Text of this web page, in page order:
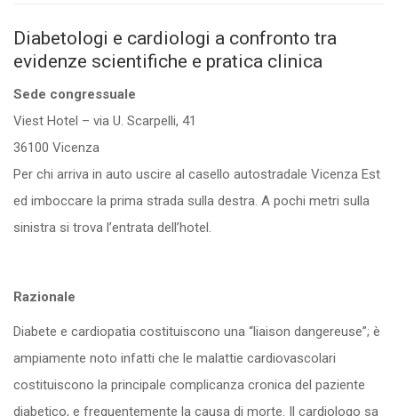
Diabetologi e cardiologi a confronto tra
evidenze scientifiche e pratica clinica
Sede congressuale
Viest Hotel – via U. Scarpelli, 41
36100 Vicenza
Per chi arriva in auto uscire al casello autostradale Vicenza Est
ed imboccare la prima strada sulla destra. A pochi metri sulla
sinistra si trova l’entrata dell’hotel.
Razionale
Diabete e cardiopatia costituiscono una “liaison dangereuse”; è
ampiamente noto infatti che le malattie cardiovascolari
costituiscono la principale complicanza cronica del paziente
diabetico, e frequentemente la causa di morte. Il cardiologo sa